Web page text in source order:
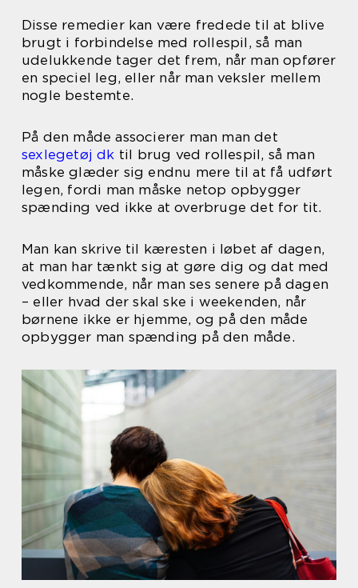
Disse remedier kan være fredede til at blive
brugt i forbindelse med rollespil, så man
udelukkende tager det frem, når man opfører
en speciel leg, eller når man veksler mellem
nogle bestemte.
På den måde associerer man man det
sexlegetøj dk til brug ved rollespil, så man
måske glæder sig endnu mere til at få udført
legen, fordi man måske netop opbygger
spænding ved ikke at overbruge det for tit.
Man kan skrive til kæresten i løbet af dagen,
at man har tænkt sig at gøre dig og dat med
vedkommende, når man ses senere på dagen
– eller hvad der skal ske i weekenden, når
børnene ikke er hjemme, og på den måde
opbygger man spænding på den måde.